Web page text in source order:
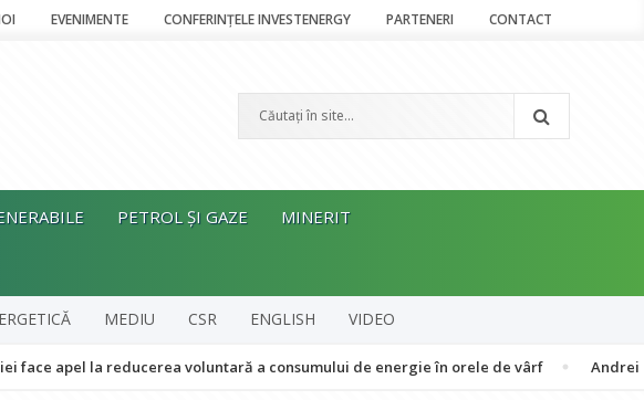
EVENIMENTE CONFERINȚELE INVESTENERGY PARTENERI CONTACT
PETROL ȘI GAZE MINERIT
MEDIU CSR ENGLISH VIDEO
la reducerea voluntară a consumului de energie în orele de vârf Andrei Manea,